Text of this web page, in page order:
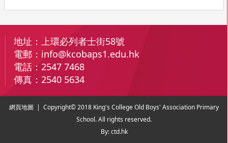
地址：上環必列者士街58號
電郵： info@kcobaps1.edu.hk
電話：2547 7468
傳真：2540 5634
網頁地圖 | Copyright© 2018 King's College Old Boys' Association Primary
School. All rights reserved.
By: ctd.hk